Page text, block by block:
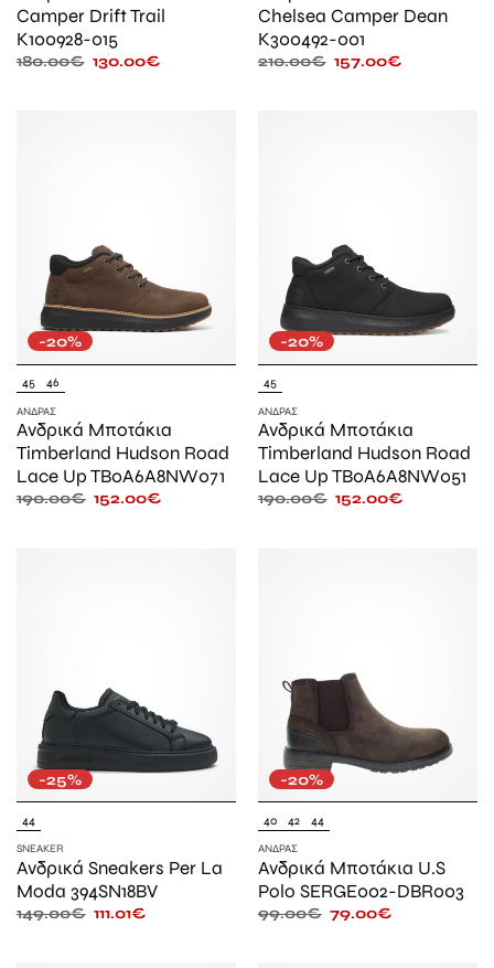
Camper Drift Trail
K100928-015
180.00€ 130.00€
Chelsea Camper Dean
K300492-001
210.00€ 157.00€
-20%
45 46
ΆΝΔΡΑΣ
Ανδρικά Μποτάκια
Timberland Hudson Road
Lace Up TB0A6A8NW071
190.00€ 152.00€
-20%
45
ΆΝΔΡΑΣ
Ανδρικά Μποτάκια
Timberland Hudson Road
Lace Up TB0A6A8NW051
190.00€ 152.00€
-25%
44
SNEAKER
Ανδρικά Sneakers Per La
Moda 394SN18BV
149.00€ 111.01€
-20%
40 42 44
ΆΝΔΡΑΣ
Ανδρικά Μποτάκια U.S
Polo SERGE002-DBR003
99.00€ 79.00€